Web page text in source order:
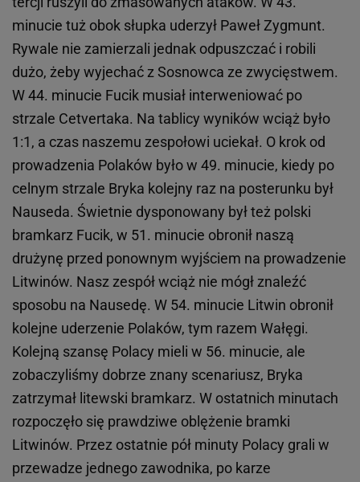
minucie tuż obok słupka uderzył Paweł Zygmunt.
Rywale nie zamierzali jednak odpuszczać i robili
dużo, żeby wyjechać z Sosnowca ze zwycięstwem.
W 44. minucie Fucik musiał interweniować po
strzale Cetvertaka. Na tablicy wyników wciąż było
1:1, a czas naszemu zespołowi uciekał. O krok od
prowadzenia Polaków było w 49. minucie, kiedy po
celnym strzale Bryka kolejny raz na posterunku był
Nauseda. Świetnie dysponowany był też polski
bramkarz Fucik, w 51. minucie obronił naszą
drużynę przed ponownym wyjściem na prowadzenie
Litwinów. Nasz zespół wciąż nie mógł znaleźć
sposobu na Nausedę. W 54. minucie Litwin obronił
kolejne uderzenie Polaków, tym razem Wałęgi.
Kolejną szansę Polacy mieli w 56. minucie, ale
zobaczyliśmy dobrze znany scenariusz, Bryka
zatrzymał litewski bramkarz. W ostatnich minutach
rozpoczęło się prawdziwe oblężenie bramki
Litwinów. Przez ostatnie pół minuty Polacy grali w
przewadze jednego zawodnika, po karze